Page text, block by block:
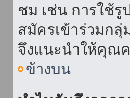
ชม เช่น การใช้รู
สมัครเข้าร่วมกลุ่
จึงแนะนำให้คุณ
ข้างบน